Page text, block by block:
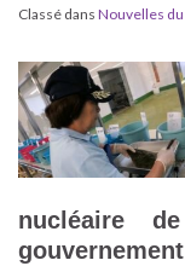
Classé dans Nouvelles
nucléaire